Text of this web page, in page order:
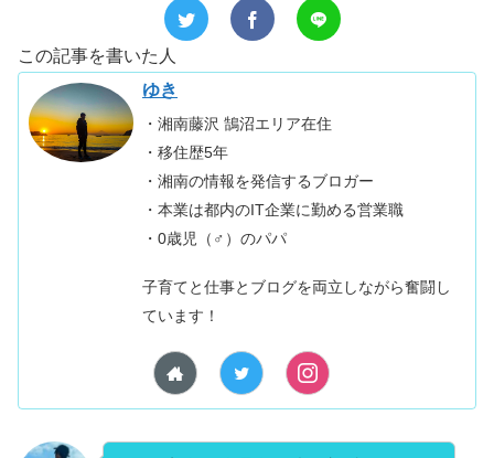
この記事を書いた人
ゆき
・湘南藤沢 鵠沼エリア在住
・移住歴5年
・湘南の情報を発信するブロガー
・本業は都内のIT企業に勤める営業職
・0歳児（♂）のパパ
子育てと仕事とブログを両立しながら奮闘し
ています！